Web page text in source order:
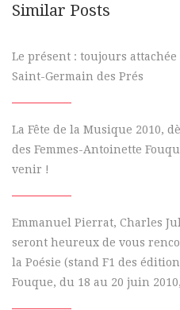
Similar Posts
Le présent : toujours
Saint-Germain des Prés
La Fête de la Musique 2010,
des Femmes-Antoinette
venir !
Emmanuel Pierrat, Charles
seront heureux de vous
la Poésie (stand F1 des
Fouque, du 18 au 20 juin